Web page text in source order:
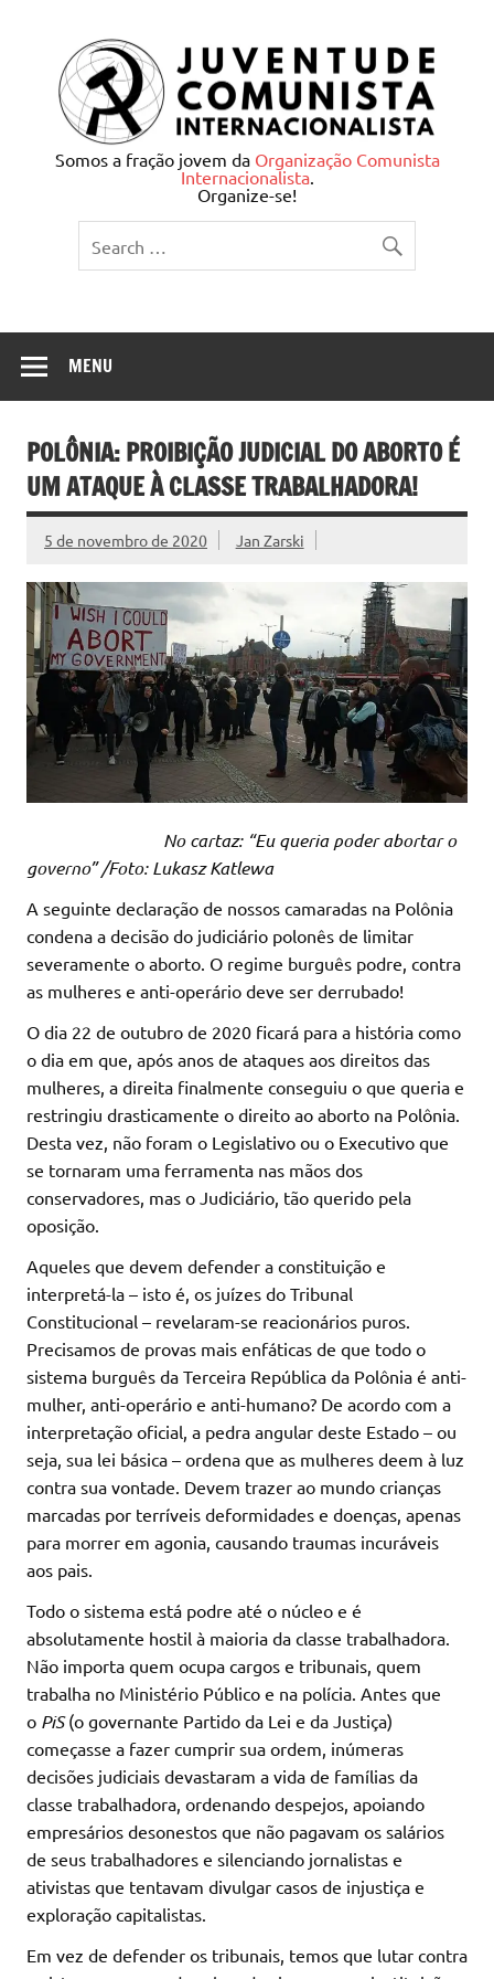
Juventude Comunista
Internacionalista
Somos a fração jovem da Organização Comunista
Internacionalista.
Organize-se!
MENU
POLÔNIA: PROIBIÇÃO JUDICIAL DO ABORTO É
UM ATAQUE À CLASSE TRABALHADORA!
5 de novembro de 2020 Jan Zarski
No cartaz: “Eu queria poder abortar o
governo” /Foto: Lukasz Katlewa
A seguinte declaração de nossos camaradas na Polônia
condena a decisão do judiciário polonês de limitar
severamente o aborto. O regime burguês podre, contra
as mulheres e anti-operário deve ser derrubado!
O dia 22 de outubro de 2020 ficará para a história como
o dia em que, após anos de ataques aos direitos das
mulheres, a direita finalmente conseguiu o que queria e
restringiu drasticamente o direito ao aborto na Polônia.
Desta vez, não foram o Legislativo ou o Executivo que
se tornaram uma ferramenta nas mãos dos
conservadores, mas o Judiciário, tão querido pela
oposição.
Aqueles que devem defender a constituição e
interpretá-la – isto é, os juízes do Tribunal
Constitucional – revelaram-se reacionários puros.
Precisamos de provas mais enfáticas de que todo o
sistema burguês da Terceira República da Polônia é anti-
mulher, anti-operário e anti-humano? De acordo com a
interpretação oficial, a pedra angular deste Estado – ou
seja, sua lei básica – ordena que as mulheres deem à luz
contra sua vontade. Devem trazer ao mundo crianças
marcadas por terríveis deformidades e doenças, apenas
para morrer em agonia, causando traumas incuráveis ​​
aos pais.
Todo o sistema está podre até o núcleo e é
absolutamente hostil à maioria da classe trabalhadora.
Não importa quem ocupa cargos e tribunais, quem
trabalha no Ministério Público e na polícia. Antes que
o PiS(o governante Partido da Lei e da Justiça)
começasse a fazer cumprir sua ordem, inúmeras
decisões judiciais devastaram a vida de famílias da
classe trabalhadora, ordenando despejos, apoiando
empresários desonestos que não pagavam os salários
de seus trabalhadores e silenciando jornalistas e
ativistas que tentavam divulgar casos de injustiça e
exploração capitalistas.
Em vez de defender os tribunais, temos que lutar contra